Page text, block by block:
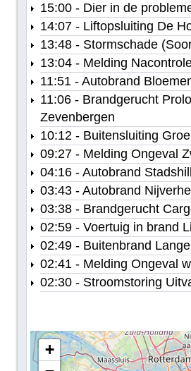
15:00 - Dier in de
14:07 - Liftopsluiting De
13:48 - Stormschade
13:04 - Melding
11:51 - Autobrand
11:06 - Brandgerucht
Zevenbergen
10:12 - Buitensluiting
09:27 - Melding Ongeval
04:16 - Autobrand
03:43 - Autobrand
03:38 - Brandgerucht
02:59 - Voertuig in brand
02:49 - Buitenbrand
02:41 - Melding Ongeval
02:30 - Stroomstoring
+